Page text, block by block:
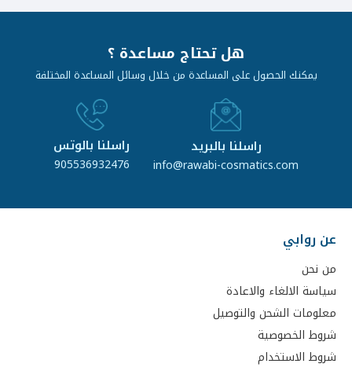
هل تحتاج مساعدة ؟
يمكنك الحصول على المساعدة من خلال وسائل المساعدة المختلفة
راسلنا بالبريد
info@rawabi-cosmatics.com
راسلنا بالوتس
905536932476
عن روابي
من نحن
سياسة الالغاء والاعادة
معلومات الشحن والتوصيل
شروط الخصوصية
شروط الاستخدام